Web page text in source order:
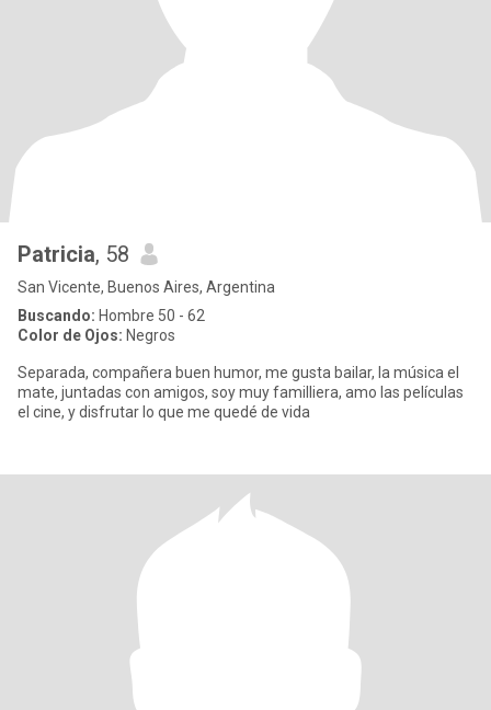
Patricia, 58
San Vicente, Buenos Aires, Argentina
Buscando: Hombre 50 - 62
Color de Ojos: Negros
Separada, compañera buen humor, me gusta bailar, la música el
mate, juntadas con amigos, soy muy familliera, amo las películas
el cine, y disfrutar lo que me quedé de vida